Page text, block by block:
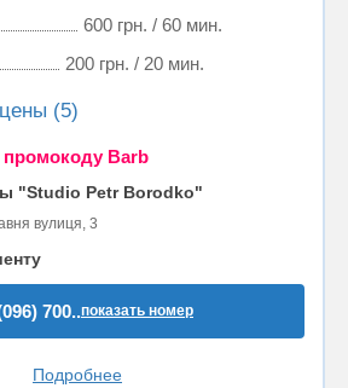
600 грн. / 60 мин.
200 грн. / 20 мин.
(5)
промокоду Barb
"Studio Petr Borodko"
вулиця, 3
700..показать номер
Подробнее